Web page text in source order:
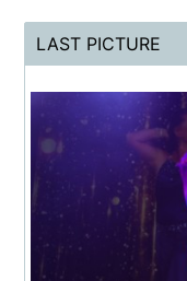
LAST PICTURE